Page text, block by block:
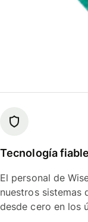
Tecnología fiable
El personal de
nuestros sistemas
desde cero en los